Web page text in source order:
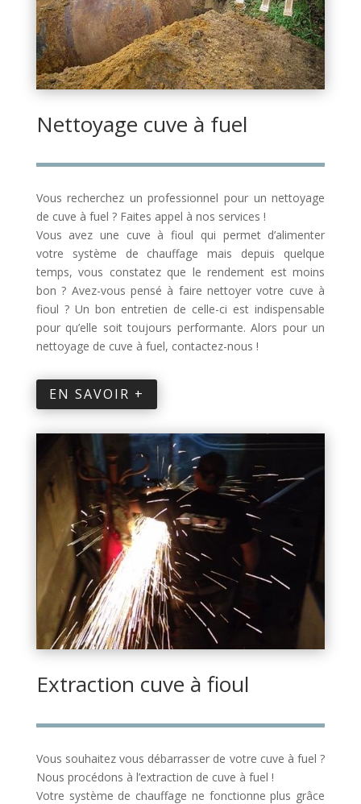
Nettoyage cuve à fuel
Vous recherchez un professionnel pour un nettoyage
de cuve à fuel ? Faites appel à nos services !
Vous avez une cuve à fioul qui permet d’alimenter
votre système de chauffage mais depuis quelque
temps, vous constatez que le rendement est moins
bon ? Avez-vous pensé à faire nettoyer votre cuve à
fioul ? Un bon entretien de celle-ci est indispensable
pour qu’elle soit toujours performante. Alors pour un
nettoyage de cuve à fuel, contactez-nous !
EN SAVOIR +
Extraction cuve à fioul
Vous souhaitez vous débarrasser de votre cuve à fuel ?
Nous procédons à l’extraction de cuve à fuel !
Votre système de chauffage ne fonctionne plus grâce